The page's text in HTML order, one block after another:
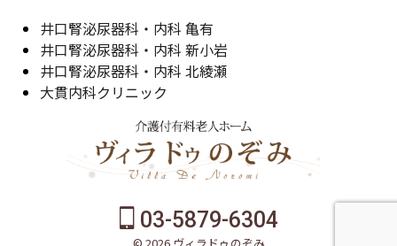
井口腎泌尿器科・内科 亀有
井口腎泌尿器科・内科 新小岩
井口腎泌尿器科・内科 北綾瀬
大貫内科クリニック
03-5879-6304